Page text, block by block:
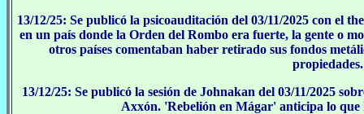
13/12/25: Se publicó la psicoauditación del 03/11/2025 con el
en un país donde la Orden del Rombo era fuerte, la gente o
otros países comentaban haber retirado sus fondos
13/12/25: Se publicó la sesión de Johnakan del 03/11/2025
Axxón. 'Rebelión en Mágar' anticipa lo que